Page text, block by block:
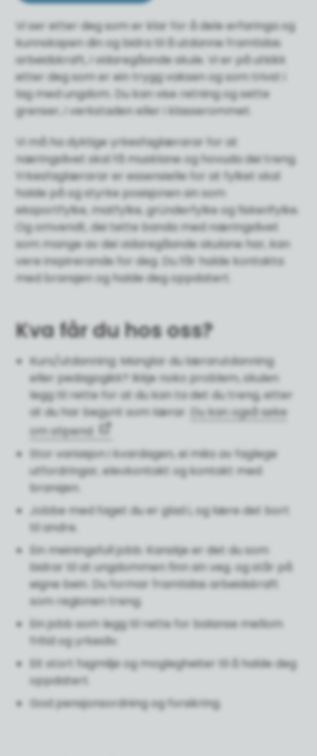
Vi ser etter deg som er klar for å dele erfaringa og
kunnskapen din og bidra til å utdanne framtidas
arbeidskraft, i vidaregåande skule. Vi er på utkikk
etter deg som er ein trygg vaksen og som trivst i
lag med ungdom. Du kan vise retning og sette
grenser, i verkstaden eller i klasserommet.
Vi må ha dyktige yrkesfaglærarar for at
næringslivet skal få musklane og hovuda dei treng.
Yrkesfaglærarar er essensielle for at fylket skal
halde på og styrke posisjonen sin som
eksportfylke, matfylke, gründerfylke og fiskerifylke.
Og omvendt, dei tette banda med næringslivet
som mange av dei vidaregåande skulane har, kan
vere inspirerande for deg. Du får halde kontakta
med bransjen og halde deg oppdatert.
Kva får du hos oss?
Kurs/utdanning: Manglar du lærarutdanning
eller pedagogikk? Ikkje noko problem, skulen
legg til rette for at du kan ta det du treng, etter
at du har begynt som lærar.
Du kan også søke
om stipend.
Stor variasjon i kvardagen, ei miks av faglege
utfordringar, elevkontakt og kontakt med
bransjen.
Jobbe med faget du er glad i, og lære det bort
til andre.
Ein meiningsfull jobb: Kanskje er det du som
bidrar til at ungdommen finn sin veg. og står på
eigne bein. Du formar framtidas arbeidskraft
som regionen treng.
Ein jobb som legg til rette for balanse mellom
fritid og yrkesliv.
Eit stort fagmiljø og moglegheiter til å halde deg
oppdatert.
God pensjonsordning og forsikring.